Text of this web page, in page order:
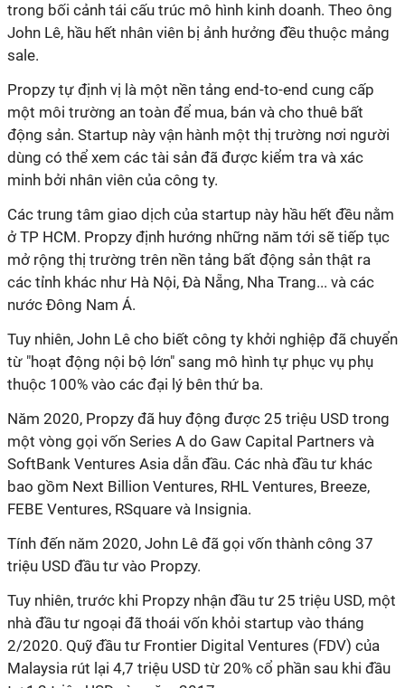
trong bối cảnh tái cấu trúc mô hình kinh doanh. Theo ông
John Lê, hầu hết nhân viên bị ảnh hưởng đều thuộc mảng
sale.
Propzy tự định vị là một nền tảng end-to-end cung cấp
một môi trường an toàn để mua, bán và cho thuê bất
động sản. Startup này vận hành một thị trường nơi người
dùng có thể xem các tài sản đã được kiểm tra và xác
minh bởi nhân viên của công ty.
Các trung tâm giao dịch của startup này hầu hết đều nằm
ở TP HCM. Propzy định hướng những năm tới sẽ tiếp tục
mở rộng thị trường trên nền tảng bất động sản thật ra
các tỉnh khác như Hà Nội, Đà Nẵng, Nha Trang... và các
nước Đông Nam Á.
Tuy nhiên, John Lê cho biết công ty khởi nghiệp đã chuyển
từ "hoạt động nội bộ lớn" sang mô hình tự phục vụ phụ
thuộc 100% vào các đại lý bên thứ ba.
Năm 2020, Propzy đã huy động được 25 triệu USD trong
một vòng gọi vốn Series A do Gaw Capital Partners và
SoftBank Ventures Asia dẫn đầu. Các nhà đầu tư khác
bao gồm Next Billion Ventures, RHL Ventures, Breeze,
FEBE Ventures, RSquare và Insignia.
Tính đến năm 2020, John Lê đã gọi vốn thành công 37
triệu USD đầu tư vào Propzy.
Tuy nhiên, trước khi Propzy nhận đầu tư 25 triệu USD, một
nhà đầu tư ngoại đã thoái vốn khỏi startup vào tháng
2/2020. Quỹ đầu tư Frontier Digital Ventures (FDV) của
Malaysia rút lại 4,7 triệu USD từ 20% cổ phần sau khi đầu